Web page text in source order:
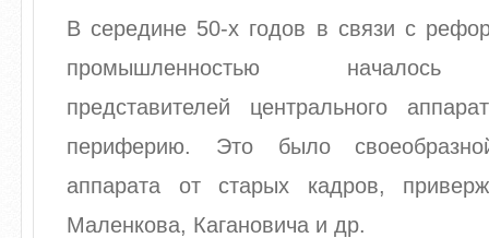
В середине 50-х годов в связи с
промышленностью началось
представителей центрального
периферию. Это было
аппарата от старых кадров,
Маленкова, Кагановича и др.